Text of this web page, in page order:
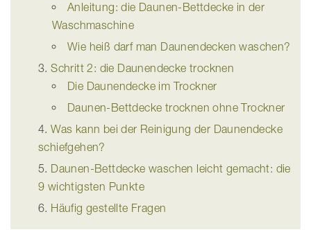
Anleitung: die Daunen-Bettdecke in der
Waschmaschine
Wie heiß darf man Daunendecken waschen?
Schritt 2: die Daunendecke trocknen
Die Daunendecke im Trockner
Daunen-Bettdecke trocknen ohne Trockner
Was kann bei der Reinigung der Daunendecke
schiefgehen?
Daunen-Bettdecke waschen leicht gemacht: die
9 wichtigsten Punkte
Häufig gestellte Fragen